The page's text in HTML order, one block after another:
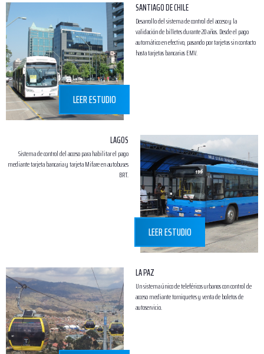
LEER ESTUDIO
SANTIAGO DE CHILE
Desarrollo del sistema de control del acceso y la
validación de billetes durante 20 años. Desde el pago
automático en efectivo, pasando por tarjetas sin contacto
hasta tarjetas bancarias EMV.
LEER ESTUDIO
LAGOS
Sistema de control del acceso para habilitar el pago
mediante tarjeta bancaria y tarjeta Mifare en autobuses
BRT.
LA PAZ
Un sistema único de teleféricos urbanos con control de
acceso mediante torniquetes y venta de boletos de
autoservicio.